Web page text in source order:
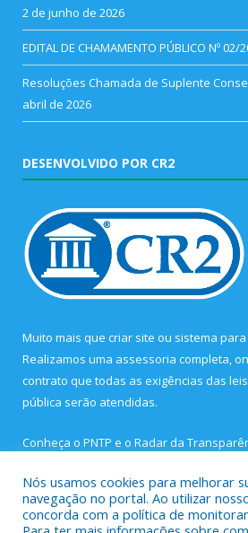
2 de junho de 2026
EDITAL DE CHAMAMENTO PÚBLICO Nº 02/
Resoluções Chamada de Suplente
abril de 2026
DESENVOLVIDO POR CR2
Muito mais que criar site ou sistema
Realizamos uma assessoria completa,
contrato que todas as exigências das
pública serão atendidas.
Conheça o PNTP e o Radar da
Nós usamos cookies para melhorar
navegação no portal. Ao utilizar
concorda com a política de